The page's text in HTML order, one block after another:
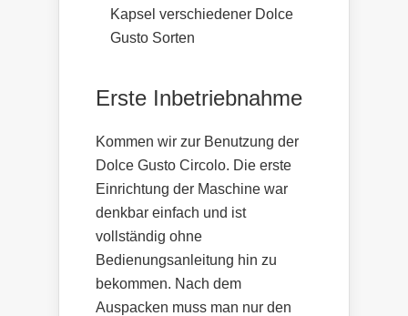
Kapsel verschiedener Dolce
Gusto Sorten
Erste Inbetriebnahme
Kommen wir zur Benutzung der
Dolce Gusto Circolo. Die erste
Einrichtung der Maschine war
denkbar einfach und ist
vollständig ohne
Bedienungsanleitung hin zu
bekommen. Nach dem
Auspacken muss man nur den